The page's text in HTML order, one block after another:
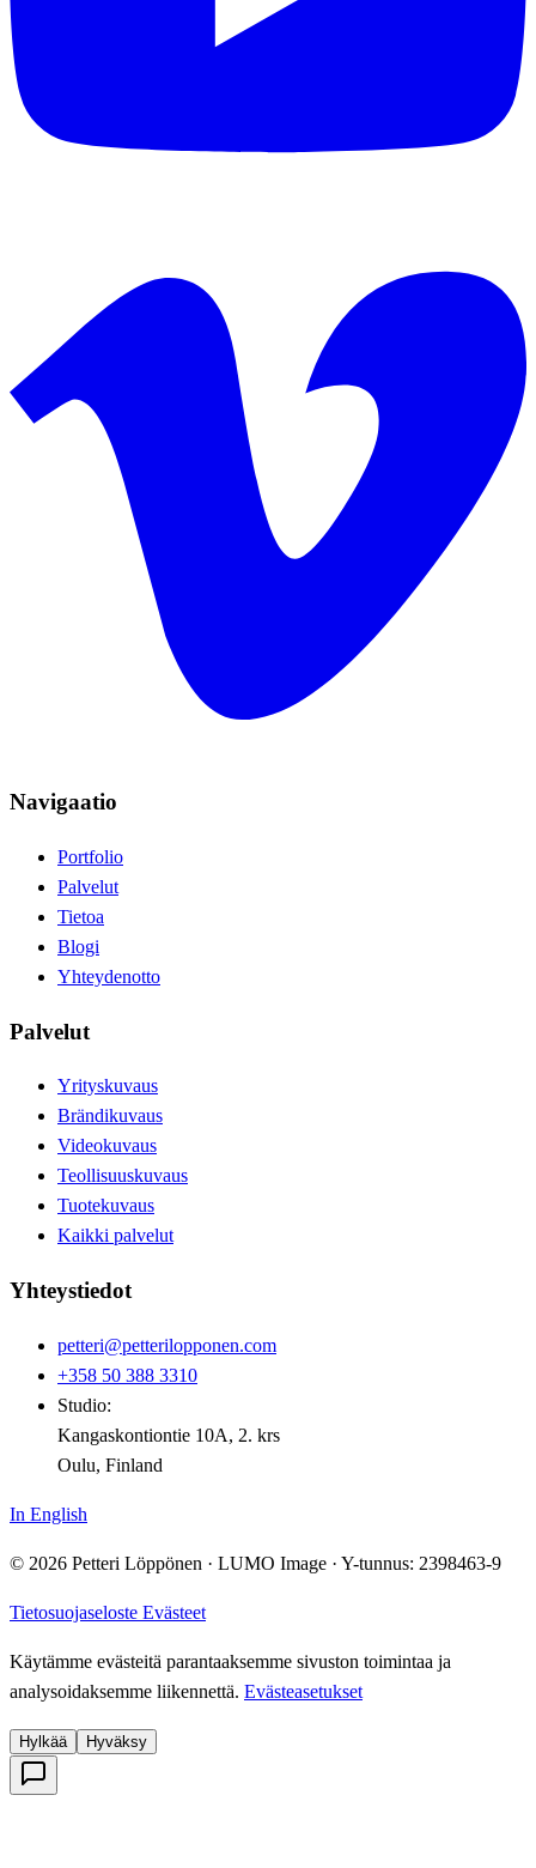
Navigaatio
Portfolio
Palvelut
Tietoa
Blogi
Yhteydenotto
Palvelut
Yrityskuvaus
Brändikuvaus
Videokuvaus
Teollisuuskuvaus
Tuotekuvaus
Kaikki palvelut
Yhteystiedot
petteri@petterilopponen.com
+358 50 388 3310
Studio:
Kangaskontiontie 10A, 2. krs
Oulu, Finland
In English
© 2026 Petteri Löppönen · LUMO Image · Y-tunnus: 2398463-9
Tietosuojaseloste Evästeet
Käytämme evästeitä parantaaksemme sivuston toimintaa ja
analysoidaksemme liikennettä. Evästeasetukset
Hylkää Hyväksy